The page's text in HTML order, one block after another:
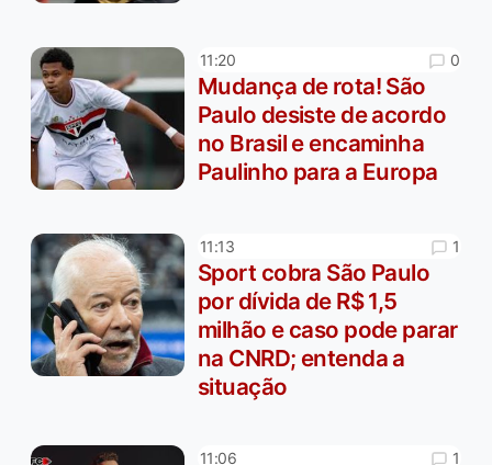
11:20 0
Mudança de rota! São
Paulo desiste de acordo
no Brasil e encaminha
Paulinho para a Europa
11:13 1
Sport cobra São Paulo
por dívida de R$ 1,5
milhão e caso pode parar
na CNRD; entenda a
situação
11:06 1